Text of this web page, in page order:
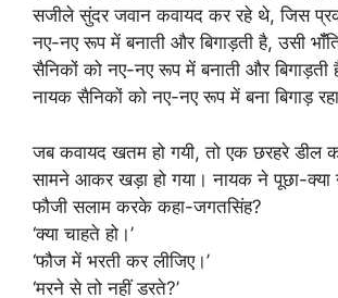
सजीले सुंदर जवान कवायद कर रहे थे, जिस
नए-नए रूप में बनाती और बिगाड़ती है, उसी
सैनिकों को नए-नए रूप में बनाती और बिगाड़ती
नायक सैनिकों को नए-नए रूप में बना बिगाड़
जब कवायद खतम हो गयी, तो एक छरहरे डील
सामने आकर खड़ा हो गया। नायक ने पूछा-
फौजी सलाम करके कहा-जगतसिंह?
‘क्या चाहते हो।’
‘फौज में भरती कर लीजिए।’
‘मरने से तो नहीं डरते?’